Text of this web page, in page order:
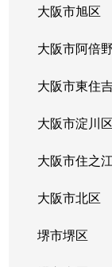
大阪市旭区
大阪市阿倍
大阪市東住
大阪市淀川区
大阪市住之
大阪市北区
堺市堺区